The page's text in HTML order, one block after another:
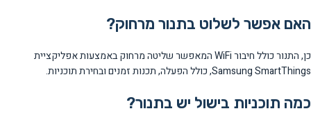
האם אפשר לשלוט בתנור מרחוק?
כן, התנור כולל חיבור WiFi המאפשר שליטה מרחוק באמצעות אפליקציית
Samsung SmartThings, כולל הפעלה, תכנות זמנים ובחירת תוכניות.
כמה תוכניות בישול יש בתנור?